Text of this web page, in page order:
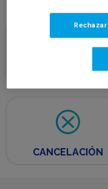
FACTURACIÓN Y
CANCELACIÓN
Rechazar